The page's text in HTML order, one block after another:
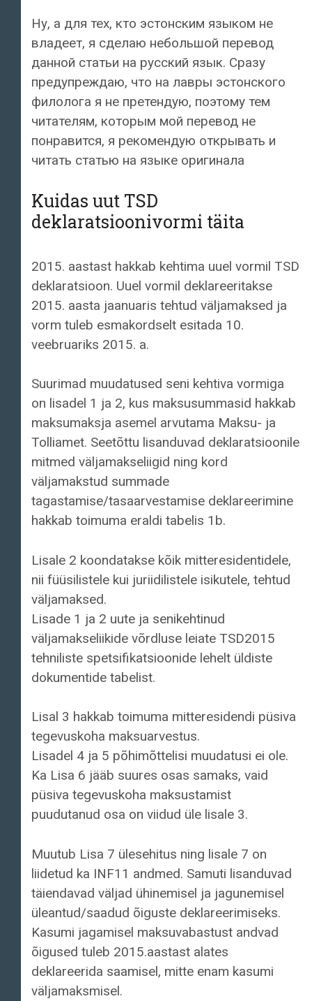
Ну, а для тех, кто эстонским языком не
владеет, я сделаю небольшой перевод
данной статьи на русский язык. Сразу
предупреждаю, что на лавры эстонского
филолога я не претендую, поэтому тем
читателям, которым мой перевод не
понравится, я рекомендую открывать и
читать статью на языке оригинала
Kuidas uut TSD
deklaratsioonivormi täita
2015. aastast hakkab kehtima uuel vormil TSD
deklaratsioon. Uuel vormil deklareeritakse
2015. aasta jaanuaris tehtud väljamaksed ja
vorm tuleb esmakordselt esitada 10.
veebruariks 2015. a.
Suurimad muudatused seni kehtiva vormiga
on lisadel 1 ja 2, kus maksusummasid hakkab
maksumaksja asemel arvutama Maksu- ja
Tolliamet. Seetõttu lisanduvad deklaratsioonile
mitmed väljamakseliigid ning kord
väljamakstud summade
tagastamise/tasaarvestamise deklareerimine
hakkab toimuma eraldi tabelis 1b.
Lisale 2 koondatakse kõik mitteresidentidele,
nii füüsilistele kui juriidilistele isikutele, tehtud
väljamaksed.
Lisade 1 ja 2 uute ja senikehtinud
väljamakseliikide võrdluse leiate TSD2015
tehniliste spetsifikatsioonide lehelt üldiste
dokumentide tabelist.
Lisal 3 hakkab toimuma mitteresidendi püsiva
tegevuskoha maksuarvestus.
Lisadel 4 ja 5 põhimõttelisi muudatusi ei ole.
Ka Lisa 6 jääb suures osas samaks, vaid
püsiva tegevuskoha maksustamist
puudutanud osa on viidud üle lisale 3.
Muutub Lisa 7 ülesehitus ning lisale 7 on
liidetud ka INF11 andmed. Samuti lisanduvad
täiendavad väljad ühinemisel ja jagunemisel
üleantud/saadud õiguste deklareerimiseks.
Kasumi jagamisel maksuvabastust andvad
õigused tuleb 2015.aastast alates
deklareerida saamisel, mitte enam kasumi
väljamaksmisel.